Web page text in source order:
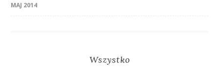
MAJ 2014
Wszystko